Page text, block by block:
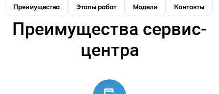
Преимущества Этапы работ Модели Контакты
Преимущества сервис-
центра